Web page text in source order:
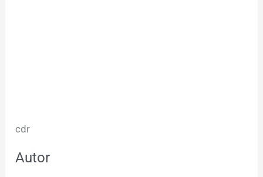
cdr
Autor